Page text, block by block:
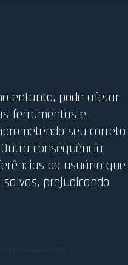
entanto, pode afetar
ferramentas e
seu correto
consequência
do usuário que
prejudicando